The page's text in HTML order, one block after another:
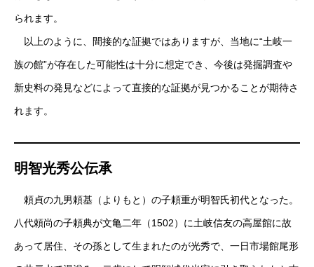
られます。
以上のように、間接的な証拠ではありますが、当地に“土岐一
族の館”が存在した可能性は十分に想定でき、今後は発掘調査や
新史料の発見などによって直接的な証拠が見つかることが期待さ
れます。
明智光秀公伝承
頼貞の九男頼基（よりもと）の子頼重が明智氏初代となった。
八代頼尚の子頼典が文亀二年（1502）に土岐信友の高屋館に故
あって居住、その孫として生まれたのが光秀で、一日市場館尾形